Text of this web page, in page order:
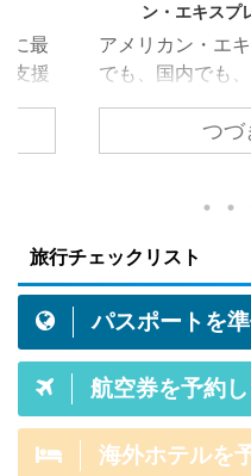
に最
支援
もだ
方も
ズを
とし
料金
、重
えて
っか
ン・エキスプ
アメリカン・エ
でも、国内でも
ることにメリッ
ード。例えば、
レスが提供して
ているだけでメ
はいえ「あなた
スプレス・カー
ト感じますか？
リカン・エキス
ードを持って旅
るか否かの参考
うと「これまで
アップさせるク
つづ
旅行チェックリスト
パスポートを
航空券を予約し
海外ホテルを